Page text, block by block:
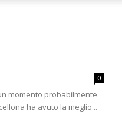
0
momento probabilmente
ha avuto la meglio...